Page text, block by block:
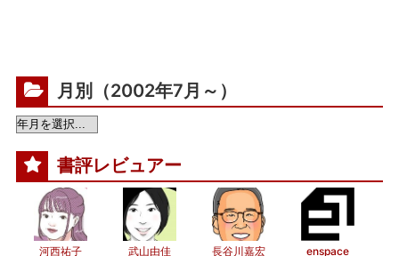
月別（2002年7月～）
書評レビュアー
河西祐子 武山由佳 長谷川嘉宏 enspace